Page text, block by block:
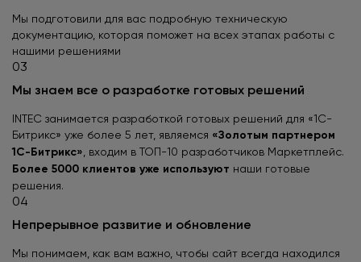
Мы подготовили для вас подробную техническую
документацию, которая поможет на всех этапах работы с
нашими решениями
03
Мы знаем все о разработке готовых решений
INTEC занимается разработкой готовых решений для «1С-
Битрикс» уже более 5 лет, являемся «Золотым партнером
1С-Битрикс» , входим в ТОП-10 разработчиков Маркетплейс.
Более 5000 клиентов уже используют наши готовые
решения.
04
Непрерывное развитие и обновление
Мы понимаем, как вам важно, чтобы сайт всегда находился